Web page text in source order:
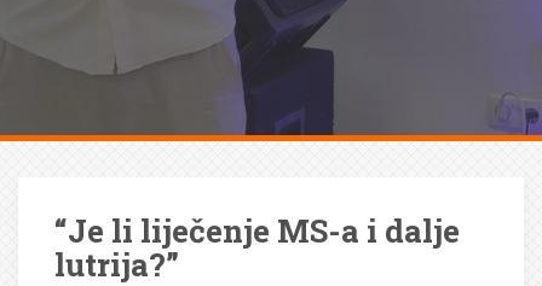
“Je li liječenje MS-a i dalje
lutrija?”